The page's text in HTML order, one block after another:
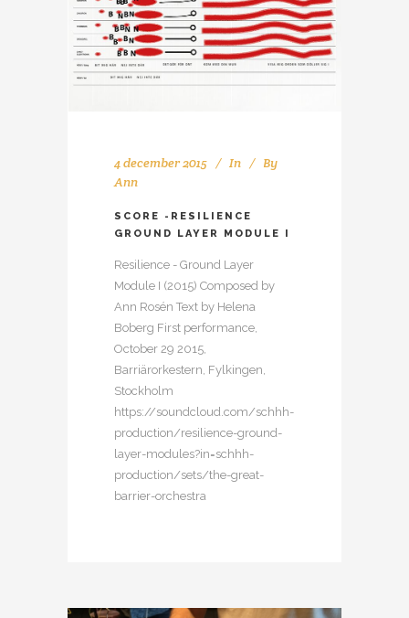
4 december 2015 In
By
Ann
SCORE -RESILIENCE
GROUND LAYER MODULE I
Resilience - Ground Layer
Module I (2015) Composed by
Ann Rosén Text by Helena
Boberg First performance,
October 29 2015,
Barriärorkestern, Fylkingen,
Stockholm
https://soundcloud.com/schhh-
production/resilience-ground-
layer-modules?in=schhh-
production/sets/the-great-
barrier-orchestra